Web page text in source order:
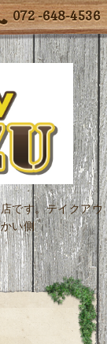
072 -648-4536
です。テイクアウ
い側